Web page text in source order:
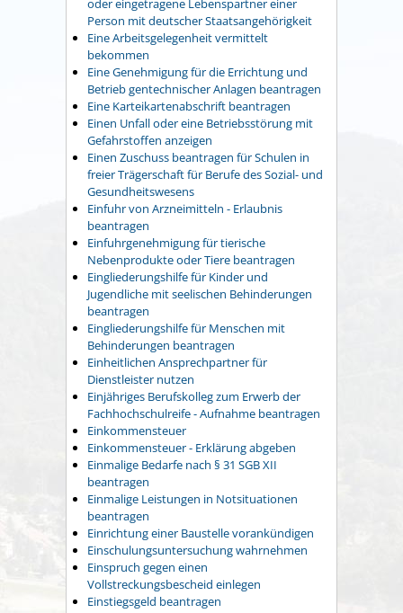
oder eingetragene Lebenspartner einer
Person mit deutscher Staatsangehörigkeit
Eine Arbeitsgelegenheit vermittelt
bekommen
Eine Genehmigung für die Errichtung und
Betrieb gentechnischer Anlagen beantragen
Eine Karteikartenabschrift beantragen
Einen Unfall oder eine Betriebsstörung mit
Gefahrstoffen anzeigen
Einen Zuschuss beantragen für Schulen in
freier Trägerschaft für Berufe des Sozial- und
Gesundheitswesens
Einfuhr von Arzneimitteln - Erlaubnis
beantragen
Einfuhrgenehmigung für tierische
Nebenprodukte oder Tiere beantragen
Eingliederungshilfe für Kinder und
Jugendliche mit seelischen Behinderungen
beantragen
Eingliederungshilfe für Menschen mit
Behinderungen beantragen
Einheitlichen Ansprechpartner für
Dienstleister nutzen
Einjähriges Berufskolleg zum Erwerb der
Fachhochschulreife - Aufnahme beantragen
Einkommensteuer
Einkommensteuer - Erklärung abgeben
Einmalige Bedarfe nach § 31 SGB XII
beantragen
Einmalige Leistungen in Notsituationen
beantragen
Einrichtung einer Baustelle vorankündigen
Einschulungsuntersuchung wahrnehmen
Einspruch gegen einen
Vollstreckungsbescheid einlegen
Einstiegsgeld beantragen